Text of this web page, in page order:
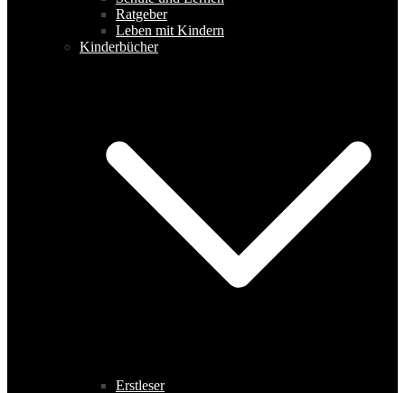
Ratgeber
Leben mit Kindern
Kinderbücher
Erstleser